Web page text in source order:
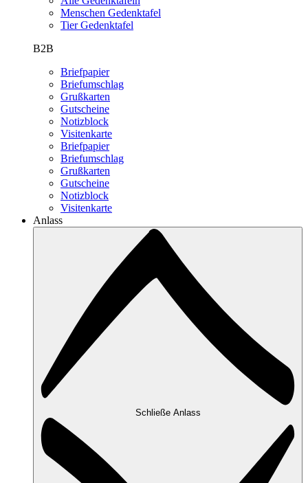
Menschen Gedenktafel
Tier Gedenktafel
B2B
Briefpapier
Briefumschlag
Grußkarten
Gutscheine
Notizblock
Visitenkarte
Briefpapier
Briefumschlag
Grußkarten
Gutscheine
Notizblock
Visitenkarte
Anlass
Schließe Anlass